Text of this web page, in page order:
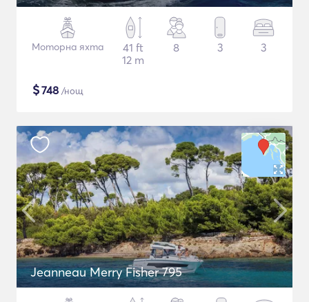
Моторна яхта
41 ft
12 m
8 3 3
$748 /нощ
Jeanneau Merry Fisher 795